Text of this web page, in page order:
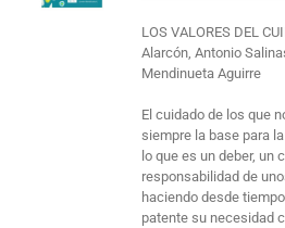
LOS VALORES DEL
Alarcón, Antonio
Mendinueta Aguirre
El cuidado de los que
siempre la base para
lo que es un deber, un
responsabilidad de
haciendo desde
patente su necesidad